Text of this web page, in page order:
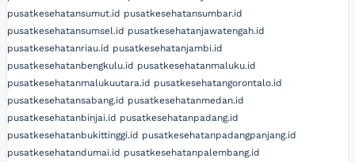
pusatkesehatansumut.id pusatkesehatansumbar.id
pusatkesehatansumsel.id pusatkesehatanjawatengah.id
pusatkesehatanriau.id pusatkesehatanjambi.id
pusatkesehatanbengkulu.id pusatkesehatanmaluku.id
pusatkesehatanmalukuutara.id pusatkesehatangorontalo.id
pusatkesehatansabang.id pusatkesehatanmedan.id
pusatkesehatanbinjai.id pusatkesehatanpadang.id
pusatkesehatanbukittinggi.id pusatkesehatanpadangpanjang.id
pusatkesehatandumai.id pusatkesehatanpalembang.id